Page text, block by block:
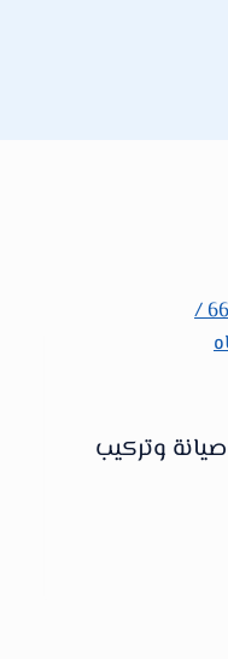
/ 66610692 / صيانة وتركيب